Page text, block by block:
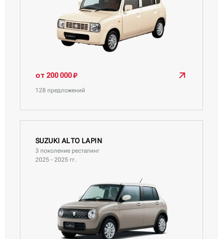
от 200 000 ₽
128 предложений
SUZUKI ALTO LAPIN
3 поколение ресталинг
2025 - 2025 гг.